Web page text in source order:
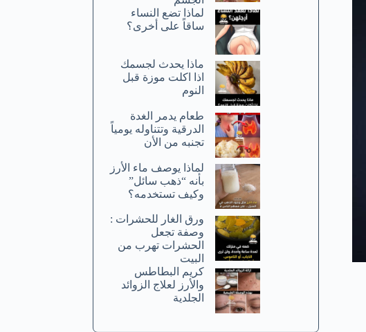
لماذا تضع النساء
ساقاً على أخرى؟
ماذا يحدث لجسمك
اذا اكلت موزة قبل
النوم
طعام يدمر الغدة
الدرقية وتتناوله يومياً
تجنبه من الأن
لماذا يوصف ماء الأرز
بأنه “ذهب سائل”
وكيف تستخدمه؟
ورق الغار للحشرات :
وصفة تجعل
الحشرات تهرب من
البيت
كريم البطاطس
والأرز لعلاج الزوائد
الجلدية